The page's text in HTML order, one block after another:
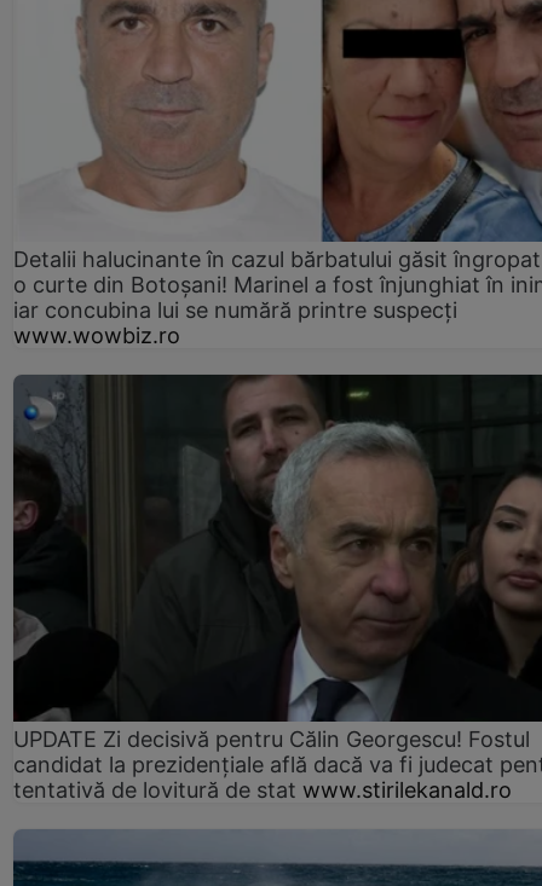
Detalii halucinante în cazul bărbatului găsit
o curte din Botoșani! Marinel a fost înjunghiat în
iar concubina lui se numără printre suspecți
www.wowbiz.ro
UPDATE Zi decisivă pentru Călin Georgescu! Fostul
candidat la prezidențiale află dacă va fi judecat
tentativă de lovitură de stat www.stirilekanald.ro